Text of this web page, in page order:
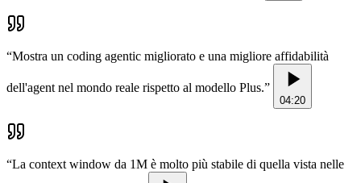
“Mostra un coding agentic migliorato e una migliore affidabilità
dell'agent nel mondo reale rispetto al modello Plus.”
04:20
“La context window da 1M è molto più stabile di quella vista nelle